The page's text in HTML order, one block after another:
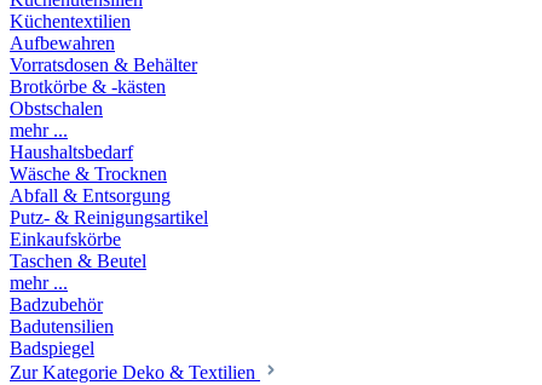
Küchentextilien
Aufbewahren
Vorratsdosen & Behälter
Brotkörbe & -kästen
Obstschalen
mehr ...
Haushaltsbedarf
Wäsche & Trocknen
Abfall & Entsorgung
Putz- & Reinigungsartikel
Einkaufskörbe
Taschen & Beutel
mehr ...
Badzubehör
Badutensilien
Badspiegel
Zur Kategorie Deko & Textilien